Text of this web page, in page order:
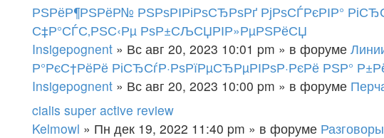
РЅРёР¶РЅРёР№ РЅРѕРІРіРѕСЂРѕРґ РјРѕСЃРєРІР°
С‡Р°СЃС‚РЅС‹Рµ РѕР±СЉСЏРІР»РµРЅРёСЏ
Insigepognent » Вс авг 20, 2023 10:01 pm » в форуме
Р°РєС†РёРё РіСЂСѓР·РѕРїРµСЂРµРІРѕР·РєРё РЅР°
Insigepognent » Вс авг 20, 2023 10:00 pm » в форуме
cialis super active review
Kelmowl » Пн дек 19, 2022 11:40 pm » в форуме Разговоры